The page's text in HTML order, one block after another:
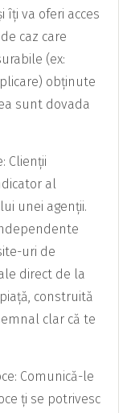
îți va oferi acces
caz care
(ex:
obținute
sunt dovada
Clienții
al
unei agenții.
uri de
direct de la
construită
clar că te
Comunică-le
ți se potrivesc